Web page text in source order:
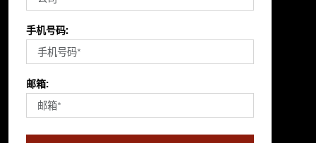
手机号码:
邮箱: